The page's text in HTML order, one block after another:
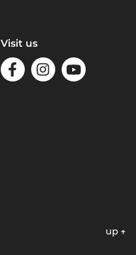
Visit us
up